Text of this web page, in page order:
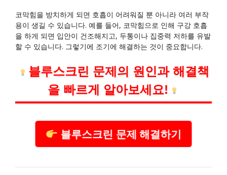
코막힘을 방치하게 되면 호흡이 어려워질 뿐 아니라 여러 부작
용이 생길 수 있습니다. 예를 들어, 코막힘으로 인해 구강 호흡
을 하게 되면 입안이 건조해지고, 두통이나 집중력 저하를 유발
할 수 있습니다. 그렇기에 조기에 해결하는 것이 중요합니다.
블루스크린 문제의 원인과 해결책
을 빠르게 알아보세요!
블루스크린 문제 해결하기